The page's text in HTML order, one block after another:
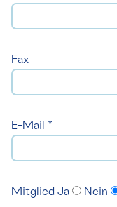
Fax
E-Mail *
Mitglied Ja Nein